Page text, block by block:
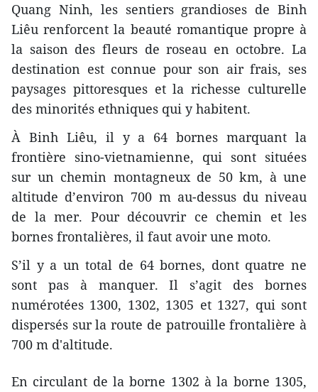
Quang Ninh, les sentiers grandioses de Binh
Liêu renforcent la beauté romantique propre à
la saison des fleurs de roseau en octobre. La
destination est connue pour son air frais, ses
paysages pittoresques et la richesse culturelle
des minorités ethniques qui y habitent.
À Binh Liêu, il y a 64 bornes marquant la
frontière sino-vietnamienne, qui sont situées
sur un chemin montagneux de 50 km, à une
altitude d’environ 700 m au-dessus du niveau
de la mer. Pour découvrir ce chemin et les
bornes frontalières, il faut avoir une moto.
S’il y a un total de 64 bornes, dont quatre ne
sont pas à manquer. Il s’agit des bornes
numérotées 1300, 1302, 1305 et 1327, qui sont
dispersés sur la route de patrouille frontalière à
700 m d'altitude.
En circulant de la borne 1302 à la borne 1305,